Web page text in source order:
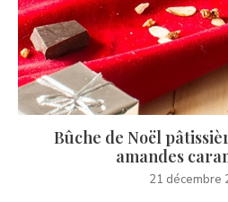
Bûche de Noël
amandes
21 décembre